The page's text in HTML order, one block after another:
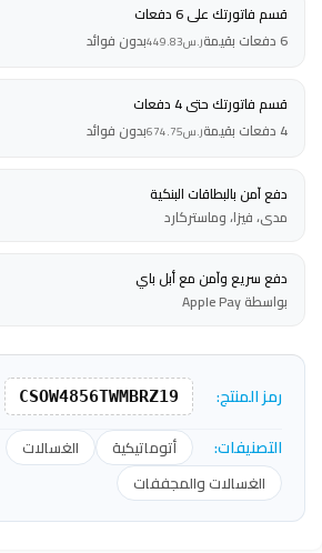
قسم فاتورتك على 6 دفعات
6 دفعات بقيمة
ر.س449.83بدون فوائد
قسم فاتورتك حتى 4 دفعات
4 دفعات بقيمة
ر.س674.75بدون فوائد
دفع آمن بالبطاقات البنكية
مدى، فيزا، وماستركارد
دفع سريع وآمن مع أبل باي
بواسطة Apple Pay
رمز المنتج: CSOW4856TWMBRZ19
التصنيفات: أتوماتيكية
الغسالات
الغسالات والمجففات